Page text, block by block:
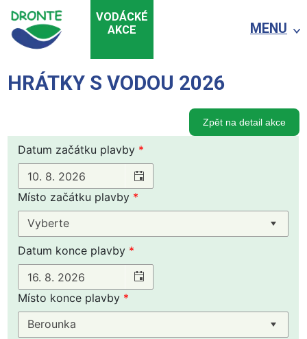
VODÁCKÉ
AKCE
MENU
HRÁTKY S VODOU 2026
Zpět na detail akce